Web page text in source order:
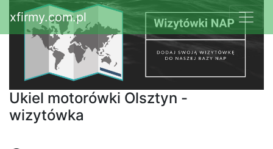
xfirmy.com.pl
Ukiel motorówki Olsztyn -
wizytówka